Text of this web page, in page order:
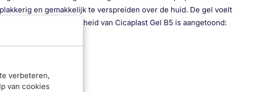
verbeteren,
van cookies
en gemakkelijk te verspreiden over de huid. De gel voelt
De werkzaamheid van Cicaplast Gel B5 is aangetoond: